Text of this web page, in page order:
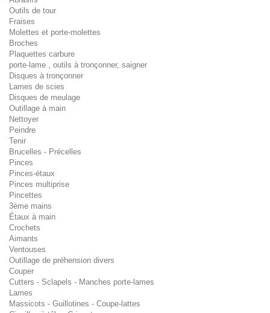
Outils de tour
Fraises
Molettes et porte-molettes
Broches
Plaquettes carbure
porte-lame , outils à tronçonner, saigner
Disques à tronçonner
Lames de scies
Disques de meulage
Outillage à main
Nettoyer
Peindre
Tenir
Brucelles - Précelles
Pinces
Pinces-étaux
Pinces multiprise
Pincettes
3ème mains
Étaux à main
Crochets
Aimants
Ventouses
Outillage de préhension divers
Couper
Cutters - Sclapels - Manches porte-lames
Lames
Massicots - Guillotines - Coupe-lattes